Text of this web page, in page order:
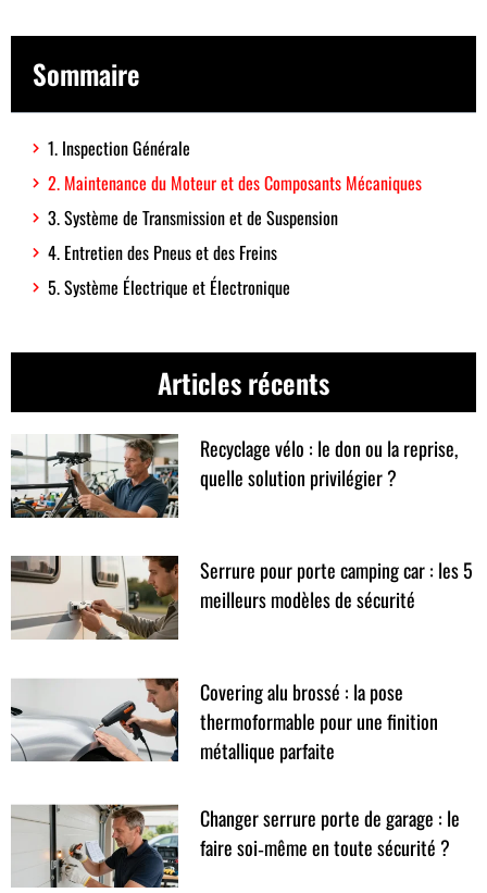
Sommaire
1. Inspection Générale
2. Maintenance du Moteur et des Composants Mécaniques
3. Système de Transmission et de Suspension
4. Entretien des Pneus et des Freins
5. Système Électrique et Électronique
Articles récents
Recyclage vélo : le don ou la reprise,
quelle solution privilégier ?
Serrure pour porte camping car : les 5
meilleurs modèles de sécurité
Covering alu brossé : la pose
thermoformable pour une finition
métallique parfaite
Changer serrure porte de garage : le
faire soi‑même en toute sécurité ?